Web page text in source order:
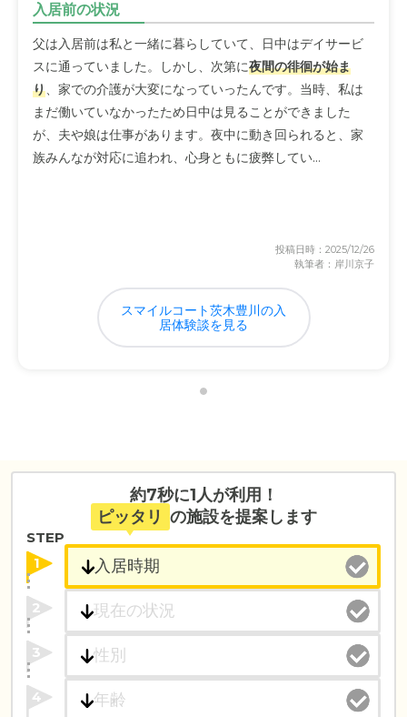
入居前の状況
父は入居前は私と一緒に暮らしていて、日中はデイサービ
スに通っていました。しかし、次第に夜間の徘徊が始ま
り、家での介護が大変になっていったんです。当時、私は
まだ働いていなかったため日中は見ることができました
が、夫や娘は仕事があります。夜中に動き回られると、家
族みんなが対応に追われ、心身ともに疲弊してい...
投稿日時：2025/12/26
執筆者：岸川京子
スマイルコート茨木豊川の入
居体験談を見る
約7秒に1人が利用！
ピッタリ の施設を提案します
STEP
1
2
3
4